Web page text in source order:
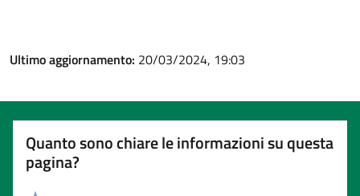
Ultimo aggiornamento: 20/03/2024, 19:03
Quanto sono chiare le informazioni su questa
pagina?